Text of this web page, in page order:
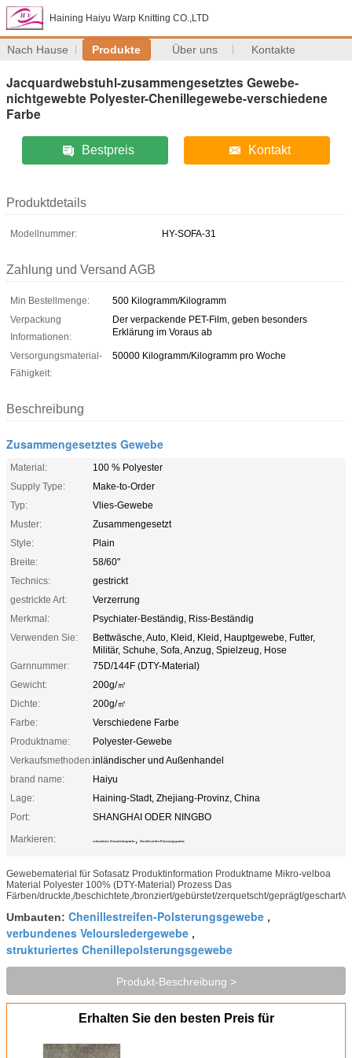
Haining Haiyu Warp Knitting CO.,LTD
Nach Hause Produkte Über uns Kontakte
Jacquardwebstuhl-zusammengesetztes Gewebe-
nichtgewebte Polyester-Chenillegewebe-verschiedene
Farbe
Bestpreis Kontakt
Produktdetails
Modellnummer: HY-SOFA-31
Zahlung und Versand AGB
Min Bestellmenge:
500 Kilogramm/Kilogramm
Verpackung
Informationen:
Der verpackende PET-Film, geben besonders
Erklärung im Voraus ab
Versorgungsmaterial-
Fähigkeit:
50000 Kilogramm/Kilogramm pro Woche
Beschreibung
Zusammengesetztes Gewebe
Material:
100 % Polyester
Supply Type:
Make-to-Order
Typ:
Vlies-Gewebe
Muster:
Zusammengesetzt
Style:
Plain
Breite:
58/60"
Technics:
gestrickt
gestrickte Art:
Verzerrung
Merkmal:
Psychiater-Beständig, Riss-Beständig
Verwenden Sie:
Bettwäsche, Auto, Kleid, Kleid, Hauptgewebe, Futter,
Militär, Schuhe, Sofa, Anzug, Spielzeug, Hose
Garnnummer:
75D/144F (DTY-Material)
Gewicht:
200g/㎡
Dichte:
200g/㎡
Farbe:
Verschiedene Farbe
Produktname:
Polyester-Gewebe
Verkaufsmethoden:inländischer und Außenhandel
brand name:
Haiyu
Lage:
Haining-Stadt, Zhejiang-Provinz, China
Port:
SHANGHAI ODER NINGBO
Markieren:
verbundenes Veloursledergewebe , Chenillestreifen-Polsterungsgewebe
Gewebematerial für Sofasatz Produktinformation Produktname Mikro-velboa
Material Polyester 100% (DTY-Material) Prozess Das
Färben/druckte,/beschichtete,/bronziert/gebürstet/zerquetscht/geprägt/geschart/
Umbauten: Chenillestreifen-Polsterungsgewebe ,
verbundenes Veloursledergewebe ,
strukturiertes Chenillepolsterungsgewebe
Produkt-Beschreibung >
Erhalten Sie den besten Preis für